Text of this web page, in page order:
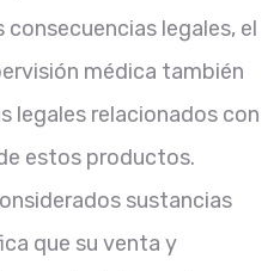
legales, el
médica también
legales relacionados con
estos productos.
sustancias
que su venta y